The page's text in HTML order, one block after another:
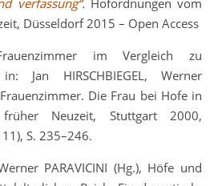
verfassung“. Hofordnungen vom
Düsseldorf 2015 – Open Access
im Vergleich zu
Jan HIRSCHBIEGEL, Werner
Frauenzimmer. Die Frau bei Hofe in
Neuzeit, Stuttgart 2000,
S. 235–246.
PARAVICINI (Hg.), Höfe und